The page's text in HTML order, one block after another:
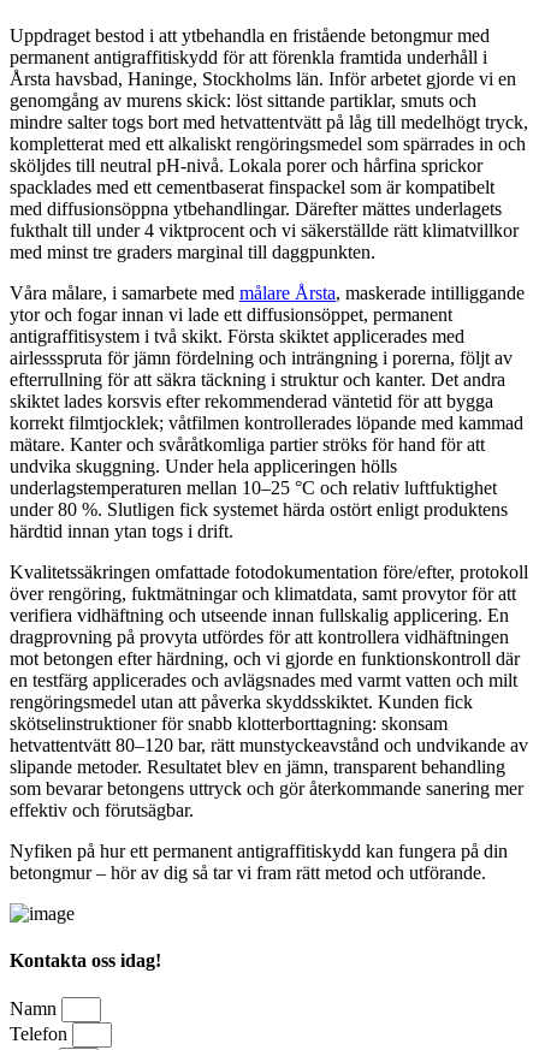
Uppdraget bestod i att ytbehandla en fristående betongmur med
permanent antigraffitiskydd för att förenkla framtida underhåll i
Årsta havsbad, Haninge, Stockholms län. Inför arbetet gjorde vi en
genomgång av murens skick: löst sittande partiklar, smuts och
mindre salter togs bort med hetvattentvätt på låg till medelhögt tryck,
kompletterat med ett alkaliskt rengöringsmedel som spärrades in och
sköljdes till neutral pH-nivå. Lokala porer och hårfina sprickor
spacklades med ett cementbaserat finspackel som är kompatibelt
med diffusionsöppna ytbehandlingar. Därefter mättes underlagets
fukthalt till under 4 viktprocent och vi säkerställde rätt klimatvillkor
med minst tre graders marginal till daggpunkten.
Våra målare, i samarbete med målare Årsta, maskerade intilliggande
ytor och fogar innan vi lade ett diffusionsöppet, permanent
antigraffitisystem i två skikt. Första skiktet applicerades med
airlessspruta för jämn fördelning och inträngning i porerna, följt av
efterrullning för att säkra täckning i struktur och kanter. Det andra
skiktet lades korsvis efter rekommenderad väntetid för att bygga
korrekt filmtjocklek; våtfilmen kontrollerades löpande med kammad
mätare. Kanter och svåråtkomliga partier ströks för hand för att
undvika skuggning. Under hela appliceringen hölls
underlagstemperaturen mellan 10–25 °C och relativ luftfuktighet
under 80 %. Slutligen fick systemet härda ostört enligt produktens
härdtid innan ytan togs i drift.
Kvalitetssäkringen omfattade fotodokumentation före/efter, protokoll
över rengöring, fuktmätningar och klimatdata, samt provytor för att
verifiera vidhäftning och utseende innan fullskalig applicering. En
dragprovning på provyta utfördes för att kontrollera vidhäftningen
mot betongen efter härdning, och vi gjorde en funktionskontroll där
en testfärg applicerades och avlägsnades med varmt vatten och milt
rengöringsmedel utan att påverka skyddsskiktet. Kunden fick
skötselinstruktioner för snabb klotterborttagning: skonsam
hetvattentvätt 80–120 bar, rätt munstyckeavstånd och undvikande av
slipande metoder. Resultatet blev en jämn, transparent behandling
som bevarar betongens uttryck och gör återkommande sanering mer
effektiv och förutsägbar.
Nyfiken på hur ett permanent antigraffitiskydd kan fungera på din
betongmur – hör av dig så tar vi fram rätt metod och utförande.
Kontakta oss idag!
Namn
Telefon